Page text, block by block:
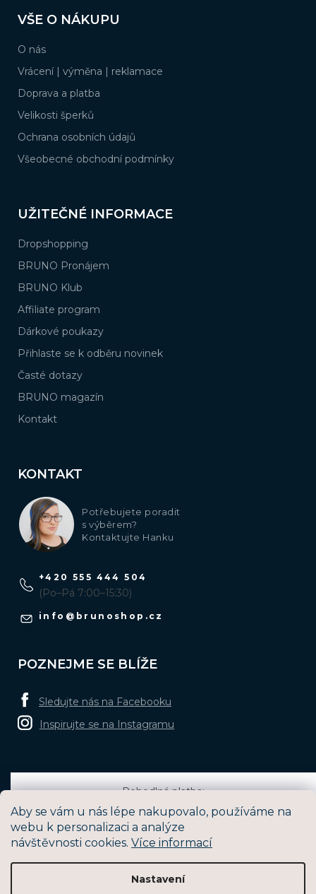
Aby se vám u nás lépe nakupovalo, používáme na
webu k personalizaci a analýze
návštěvnosti cookies. Více informací
Nastavení
pVŠE O NÁKUPU
O nás
Vrácení | výměna | reklamace
Doprava a platba
Velikosti šperků
Ochrana osobních údajů
Všeobecné obchodní podmínky
UŽITEČNÉ INFORMACE
Dropshopping
BRUNO Pronájem
BRUNO Klub
Affiliate program
Dárkové poukazy
Přihlaste se k odběru novinek
Časté dotazy
BRUNO magazín
Kontakt
KONTAKT
Potřebujete poradit
s výběrem?
Kontaktujte Hanku
info @ brunoshop.cz
+420 555 444 504
(Po–Pá 7:00–15:30)
POZNEJME SE BLÍŽE
Sledujte nás na Facebooku
Inspirujte se na Instagramu
Pohodlná platba: